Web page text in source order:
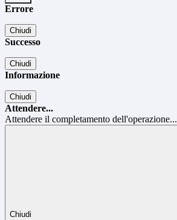
Errore
Chiudi
Successo
Chiudi
Informazione
Chiudi
Attendere...
Attendere il completamento dell'operazione...
Chiudi